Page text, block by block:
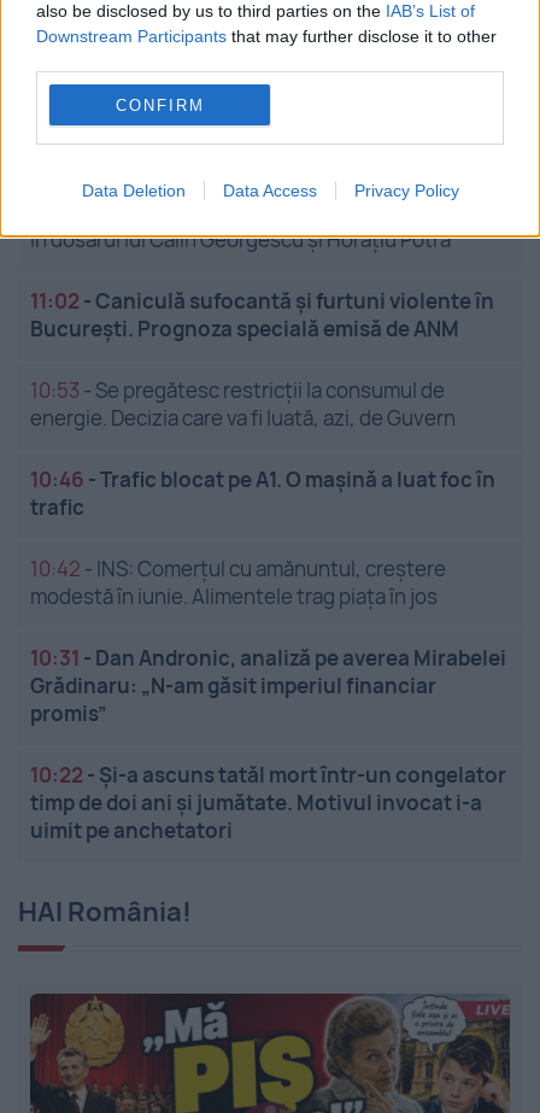
also be disclosed by us to third parties on the IAB’s List of
Downstream Participants that may further disclose it to other
CONFIRM
Data Deletion Data Access Privacy Policy
Stiri calde
11:21-ANM a emis coduri de caniculă și furtuni
pentru mare parte din țară. Unde lovesc vijeliile
în dosarul lui Călin Georgescu și Horațiu Potra
11:02 -Caniculă sufocantă și furtuni violente în
București. Prognoza specială emisă de ANM
10:53 - Se pregătesc restricții la consumul de
energie. Decizia care va fi luată, azi, de Guvern
10:46 -Trafic blocat pe A1. O mașină a luat foc în
trafic
10:42 - INS: Comerțul cu amănuntul, creștere
modestă în iunie. Alimentele trag piața în jos
10:31 - Dan Andronic, analiză pe averea Mirabelei
Grădinaru: „N-am găsit imperiul financiar
promis”
10:22 - Și-a ascuns tatăl mort într-un congelator
timp de doi ani și jumătate. Motivul invocat i-a
uimit pe anchetatori
HAI România!